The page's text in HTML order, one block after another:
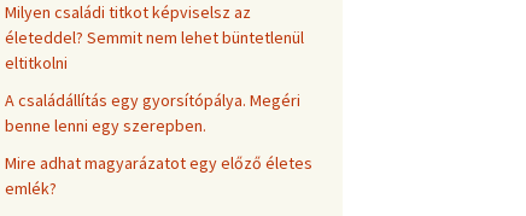
Milyen családi titkot képviselsz az
életeddel? Semmit nem lehet büntetlenül
eltitkolni
A családállítás egy gyorsítópálya. Megéri
benne lenni egy szerepben.
Mire adhat magyarázatot egy előző életes
emlék?